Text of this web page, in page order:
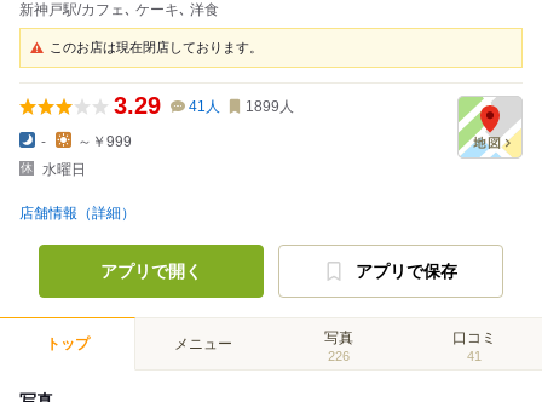
新神戸駅/カフェ､ ケーキ､ 洋食
このお店は現在閉店しております。
3.29 41 人 1899 人
-
～￥999
水曜日
店舗情報（詳細）
アプリで開く アプリで保存
トップ メニュー 写真
226
口コミ
41